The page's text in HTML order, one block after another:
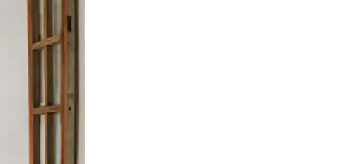
Berühren oder Wischgesten.